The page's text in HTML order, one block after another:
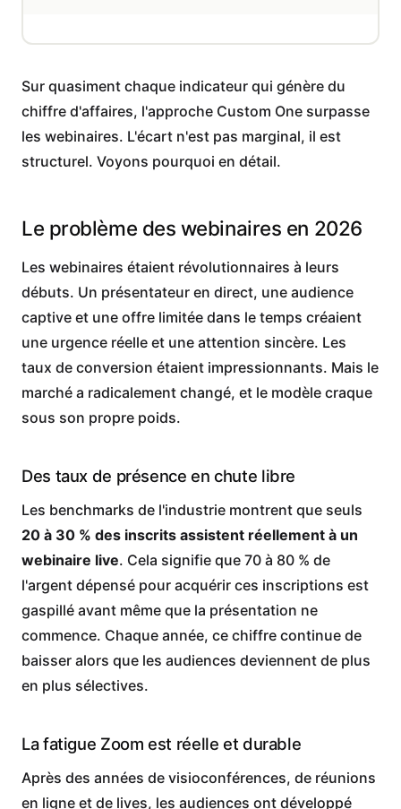
Sur quasiment chaque indicateur qui génère du
chiffre d'affaires, l'approche Custom One surpasse
les webinaires. L'écart n'est pas marginal, il est
structurel. Voyons pourquoi en détail.
Le problème des webinaires en 2026
Les webinaires étaient révolutionnaires à leurs
débuts. Un présentateur en direct, une audience
captive et une offre limitée dans le temps créaient
une urgence réelle et une attention sincère. Les
taux de conversion étaient impressionnants. Mais le
marché a radicalement changé, et le modèle craque
sous son propre poids.
Des taux de présence en chute libre
Les benchmarks de l'industrie montrent que seuls
20 à 30 % des inscrits assistent réellement à un
webinaire live. Cela signifie que 70 à 80 % de
l'argent dépensé pour acquérir ces inscriptions est
gaspillé avant même que la présentation ne
commence. Chaque année, ce chiffre continue de
baisser alors que les audiences deviennent de plus
en plus sélectives.
La fatigue Zoom est réelle et durable
Après des années de visioconférences, de réunions
en ligne et de lives, les audiences ont développé